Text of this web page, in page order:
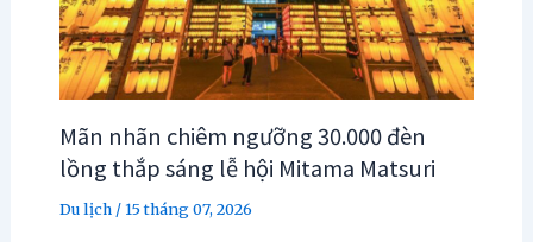
Mãn nhãn chiêm ngưỡng 30.000 đèn
lồng thắp sáng lễ hội Mitama Matsuri
Du lịch/15 tháng 07, 2026